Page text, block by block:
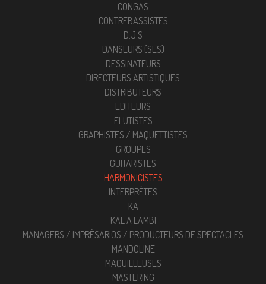
CONGAS
CONTREBASSISTES
D.J.S
DANSEURS (SES)
DESSINATEURS
DIRECTEURS ARTISTIQUES
DISTRIBUTEURS
EDITEURS
FLUTISTES
GRAPHISTES / MAQUETTISTES
GROUPES
GUITARISTES
HARMONICISTES
INTERPRÈTES
KA
KAL A LAMBI
MANAGERS / IMPRÉSARIOS / PRODUCTEURS DE SPECTACLES
MANDOLINE
MAQUILLEUSES
MASTERING